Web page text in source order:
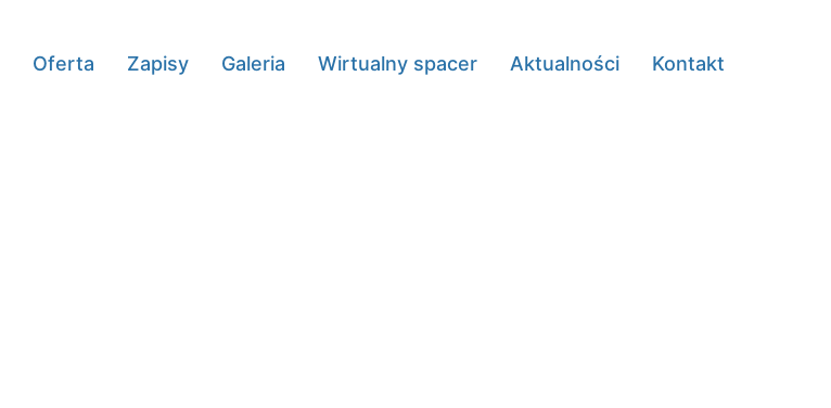
Oferta Zapisy Galeria Wirtualny spacer Aktualności Kontakt